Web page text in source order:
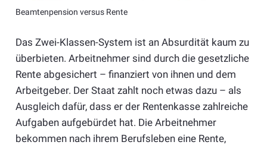
Beamtenpension versus Rente
Das Zwei-Klassen-System ist an Absurdität kaum zu
überbieten. Arbeitnehmer sind durch die gesetzliche
Rente abgesichert – finanziert von ihnen und dem
Arbeitgeber. Der Staat zahlt noch etwas dazu – als
Ausgleich dafür, dass er der Rentenkasse zahlreiche
Aufgaben aufgebürdet hat. Die Arbeitnehmer
bekommen nach ihrem Berufsleben eine Rente,